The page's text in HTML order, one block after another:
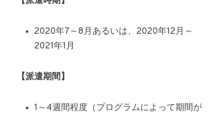
2020年7～8月あるいは、2020年12月～
2021年1月
【派遣期間】
1～4週間程度（プログラムによって期間が